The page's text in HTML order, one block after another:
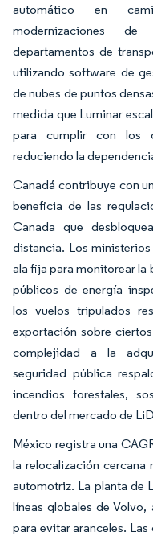
automático en
modernizaciones
departamentos de
utilizando software de
de nubes de puntos
medida que Luminar
para cumplir con los
reduciendo la
Canadá contribuye con
beneficia de las
Canada que
distancia. Los
ala fija para monitorear la
públicos de energía
los vuelos tripulados
exportación sobre
complejidad a la
seguridad pública
incendios forestales,
dentro del mercado de
México registra una
la relocalización cercana
automotriz. La planta de
líneas globales de
para evitar aranceles.